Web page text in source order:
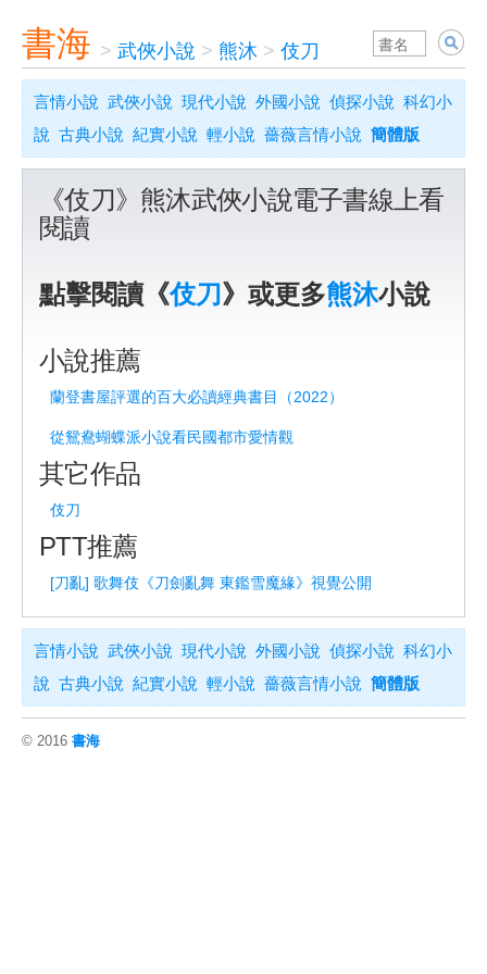
書海 > 武俠小說 > 熊沐 > 伎刀
言情小說 武俠小說 現代小說 外國小說 偵探小說 科幻小
說 古典小說 紀實小說 輕小說 薔薇言情小說 簡體版
《伎刀》熊沐武俠小說電子書線上看
閱讀
點擊閱讀《伎刀 》或更多熊沐小說
小說推薦
蘭登書屋評選的百大必讀經典書目（2022）
從鴛鴦蝴蝶派小說看民國都市愛情觀
其它作品
伎刀
PTT推薦
[刀亂] 歌舞伎《刀劍亂舞 東鑑雪魔緣》視覺公開
言情小說 武俠小說 現代小說 外國小說 偵探小說 科幻小
說 古典小說 紀實小說 輕小說 薔薇言情小說 簡體版
© 2016 書海